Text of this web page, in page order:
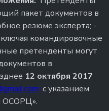
пакет документов в
резюме эксперта; -
командировочные
претенденты могут
в
12 октября 2017
с указанием
ОСОРЦ».